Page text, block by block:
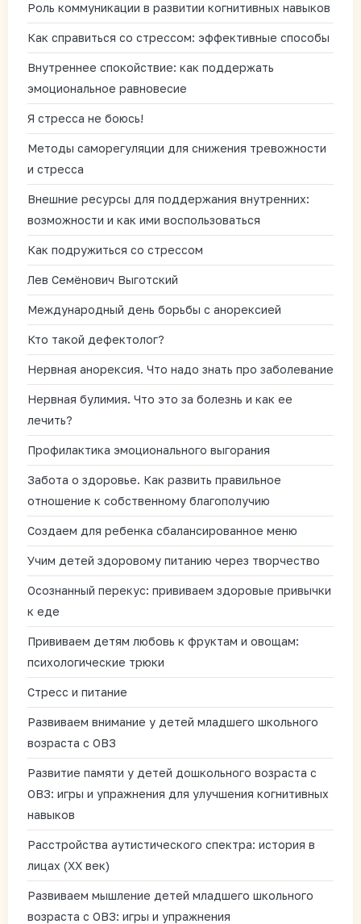
Роль коммуникации в развитии когнитивных навыков
Как справиться со стрессом: эффективные способы
Внутреннее спокойствие: как поддержать
эмоциональное равновесие
Я стресса не боюсь!
Методы саморегуляции для снижения тревожности
и стресса
Внешние ресурсы для поддержания внутренних:
возможности и как ими воспользоваться
Как подружиться со стрессом
Лев Семёнович Выготский
Международный день борьбы с анорексией
Кто такой дефектолог?
Нервная анорексия. Что надо знать про заболевание
Нервная булимия. Что это за болезнь и как ее
лечить?
Профилактика эмоционального выгорания
Забота о здоровье. Как развить правильное
отношение к собственному благополучию
Создаем для ребенка сбалансированное меню
Учим детей здоровому питанию через творчество
Осознанный перекус: прививаем здоровые привычки
к еде
Прививаем детям любовь к фруктам и овощам:
психологические трюки
Стресс и питание
Развиваем внимание у детей младшего школьного
возраста с ОВЗ
Развитие памяти у детей дошкольного возраста с
ОВЗ: игры и упражнения для улучшения когнитивных
навыков
Расстройства аутистического спектра: история в
лицах (XX век)
Развиваем мышление детей младшего школьного
возраста с ОВЗ: игры и упражнения